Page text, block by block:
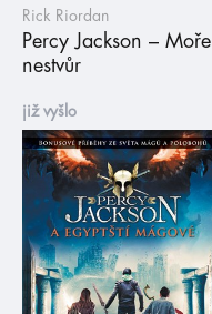
Rick Riordan
Percy Jackson – Moře
nestvůr
již vyšlo